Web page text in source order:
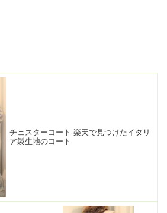
チェスターコート 楽天で見つけたイタリ
ア製生地のコート